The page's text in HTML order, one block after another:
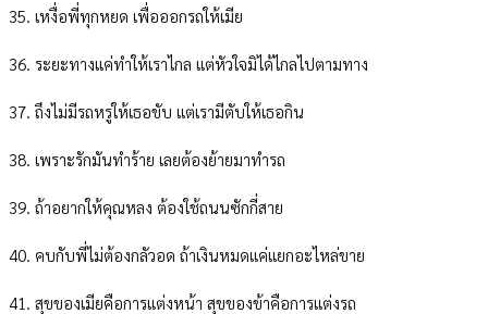
35. เหงื่อพี่ทุกหยด เพื่อออกรถให้เมีย
36. ระยะทางแค่ทำให้เราไกล แต่หัวใจมิได้ไกลไปตามทาง
37. ถึงไม่มีรถหรูให้เธอขับ แต่เรามีตับให้เธอกิน
38. เพราะรักมันทำร้าย เลยต้องย้ายมาทำรถ
39. ถ้าอยากให้คุณหลง ต้องใช้ถนนซักกี่สาย
40. คบกับพี่ไม่ต้องกลัวอด ถ้าเงินหมดแค่แยกอะไหล่ขาย
41. สุขของเมียคือการแต่งหน้า สุขของข้าคือการแต่งรถ